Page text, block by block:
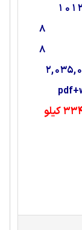
8
8
334 کیلو